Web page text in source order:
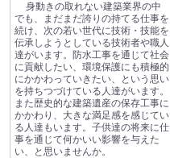
身動きの取れない建築業界の中
でも、まだまだ誇りの持てる仕事を
続け、次の若い世代に技術・技能を
伝承しようとしている技術者や職人
達がいます。防水工事を通じて社会
に貢献したい、環境保護にも積極的
にかかわっていきたい、という思い
を持ちつづけている人達がいます。
また歴史的な建築遺産の保存工事に
かかわり、大きな満足感を感じてい
る人達もいます。子供達の将来に仕
事を通じて何かいい影響を与えた
い、と思いませんか。